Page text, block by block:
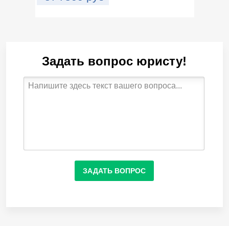
Задать вопрос юристу!
ЗАДАТЬ ВОПРОС